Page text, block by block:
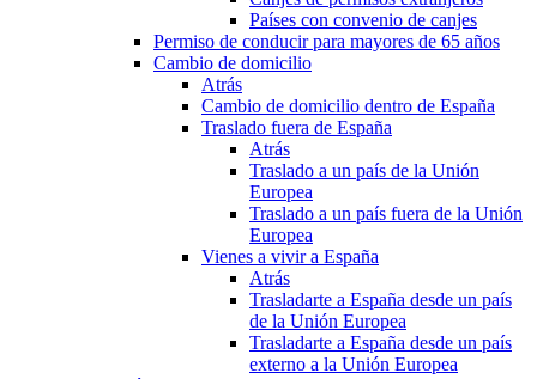
Países con convenio de canjes
Permiso de conducir para mayores de 65 años
Cambio de domicilio
Atrás
Cambio de domicilio dentro de España
Traslado fuera de España
Atrás
Traslado a un país de la Unión
Europea
Traslado a un país fuera de la Unión
Europea
Vienes a vivir a España
Atrás
Trasladarte a España desde un país
de la Unión Europea
Trasladarte a España desde un país
externo a la Unión Europea